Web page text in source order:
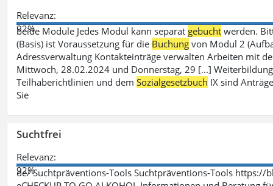
Relevanz:
92%
beide Module Jedes Modul kann separat gebucht werden.
(Basis) ist Voraussetzung für die Buchung von Modul 2
Adressverwaltung Kontakteinträge verwalten Arbeiten mit
Mittwoch, 28.02.2024 und Donnerstag, 29 [...]
Teilhaberichtlinien und demSozialgesetzbuch IX sind
Sie
Suchtfrei
Relevanz:
92%
de/ Suchtpräventions-Tools Suchtpräventions-Tools